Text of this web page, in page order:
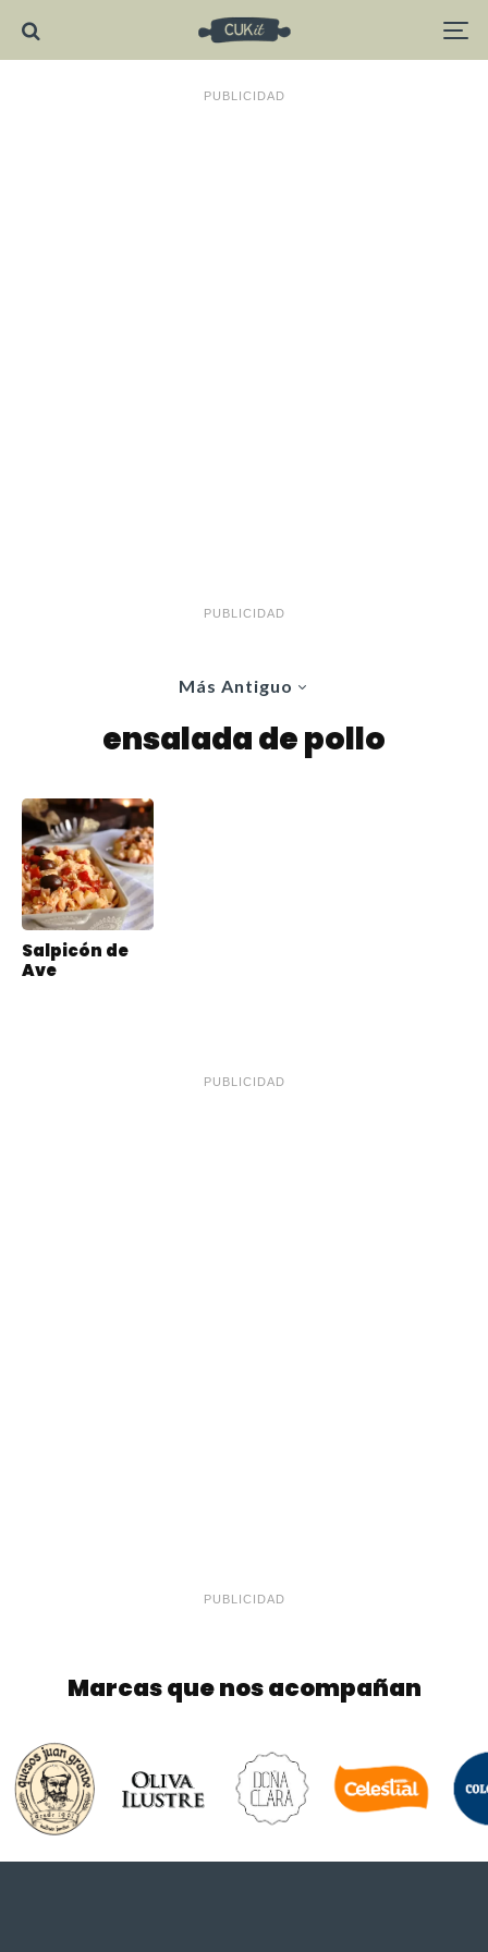
PUBLICIDAD
PUBLICIDAD
Más Antiguo
ensalada de pollo
Salpicón de
Ave
PUBLICIDAD
PUBLICIDAD
Marcas que nos acompañan